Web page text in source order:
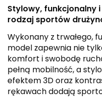
Stylowy, funkcjonalny
rodzaj sportów
Wykonany z trwałego,
model zapewnia nie
komfort i swobodę
pełną mobilność, a
efektem 3D oraz
rękawach dodają